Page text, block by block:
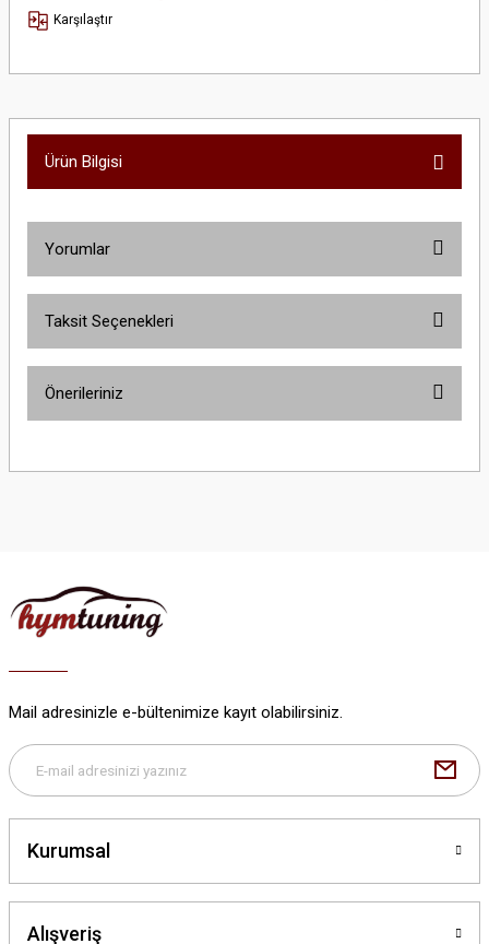
Karşılaştır
Ürün Bilgisi
Yorumlar
Taksit Seçenekleri
Önerileriniz
Ürün açıklamasında eksik bilgiler bulunuyor.
Ürün bilgilerinde hatalar bulunuyor.
Mail adresinizle e-bültenimize kayıt olabilirsiniz.
Kurumsal
Alışveriş